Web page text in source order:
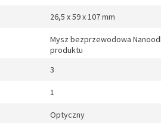
26,5 x 59 x 107 mm
Mysz bezprzewodowa
produktu
3
1
Optyczny